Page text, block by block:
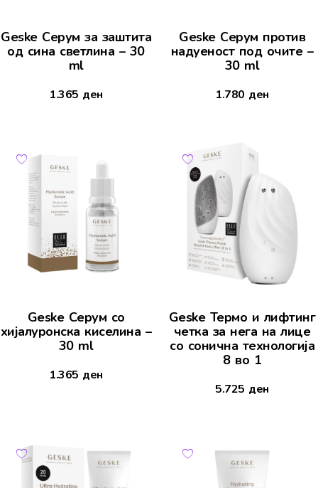
Geske Серум за заштита
од сина светлина – 30
ml
1.365 ден
Geske Серум против
надуеност под очите –
30 ml
1.780 ден
Geske Серум со
хијалуронска киселина –
30 ml
1.365 ден
Geske Термо и лифтинг
четка за нега на лице
со сонична технологија
8 во 1
5.725 ден